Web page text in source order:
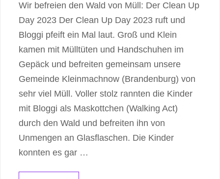
Wir befreien den Wald von Müll: Der Clean Up
Day 2023 Der Clean Up Day 2023 ruft und
Bloggi pfeift ein Mal laut. Groß und Klein
kamen mit Mülltüten und Handschuhen im
Gepäck und befreiten gemeinsam unsere
Gemeinde Kleinmachnow (Brandenburg) von
sehr viel Müll. Voller stolz rannten die Kinder
mit Bloggi als Maskottchen (Walking Act)
durch den Wald und befreiten ihn von
Unmengen an Glasflaschen. Die Kinder
konnten es gar …